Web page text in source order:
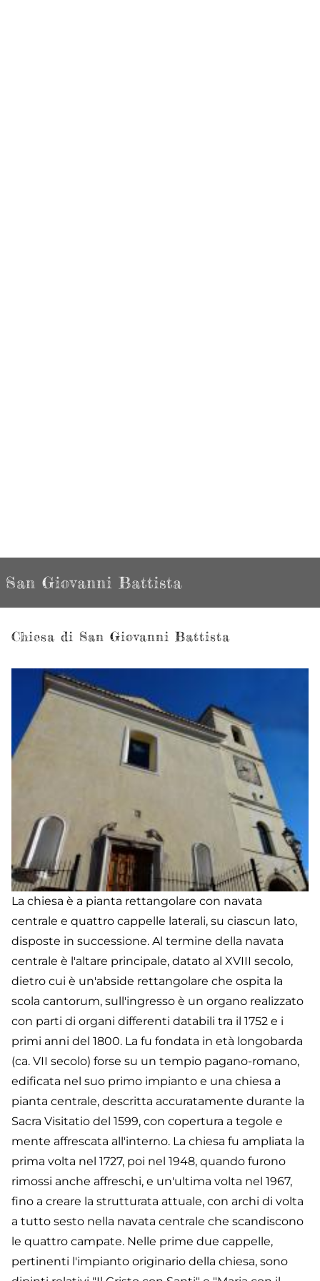
San Giovanni Battista
Chiesa di San Giovanni Battista
La chiesa è a pianta rettangolare con navata
centrale e quattro cappelle laterali, su ciascun lato,
disposte in successione. Al termine della navata
centrale è l'altare principale, datato al XVIII secolo,
dietro cui è un'abside rettangolare che ospita la
scola cantorum, sull'ingresso è un organo realizzato
con parti di organi differenti databili tra il 1752 e i
primi anni del 1800. La fu fondata in età longobarda
(ca. VII secolo) forse su un tempio pagano-romano,
edificata nel suo primo impianto e una chiesa a
pianta centrale, descritta accuratamente durante la
Sacra Visitatio del 1599, con copertura a tegole e
mente affrescata all'interno. La chiesa fu ampliata la
prima volta nel 1727, poi nel 1948, quando furono
rimossi anche affreschi, e un'ultima volta nel 1967,
fino a creare la strutturata attuale, con archi di volta
a tutto sesto nella navata centrale che scandiscono
le quattro campate. Nelle prime due cappelle,
pertinenti l'impianto originario della chiesa, sono